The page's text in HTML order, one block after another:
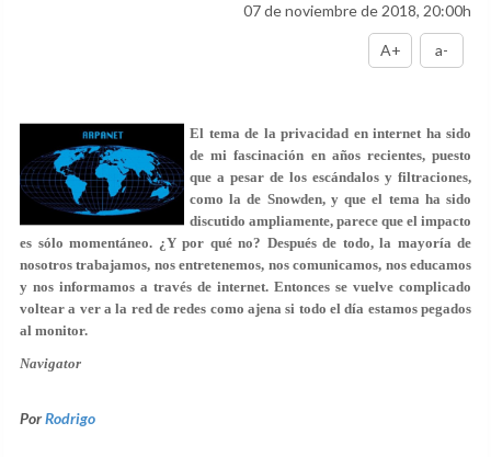
07 de noviembre de 2018, 20:00h
A+ a-
El tema de la privacidad en internet ha sido
de mi fascinación en años recientes, puesto
que a pesar de los escándalos y filtraciones,
como la de Snowden, y que el tema ha sido
discutido ampliamente, parece que el impacto
es sólo momentáneo. ¿Y por qué no? Después de todo, la mayoría de
nosotros trabajamos, nos entretenemos, nos comunicamos, nos educamos
y nos informamos a través de internet. Entonces se vuelve complicado
voltear a ver a la red de redes como ajena si todo el día estamos pegados
al monitor.
Navigator
PorRodrigo